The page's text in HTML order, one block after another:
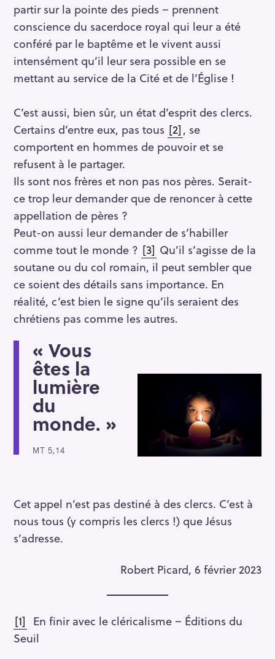
partir sur la pointe des pieds – prennent
conscience du sacerdoce royal qui leur a été
conféré par le baptême et le vivent aussi
intensément qu’il leur sera possible en se
mettant au service de la Cité et de l’Église !
C’est aussi, bien sûr, un état d’esprit des clercs.
Certains d’entre eux, pas tous [2], se
comportent en hommes de pouvoir et se
refusent à le partager.
Ils sont nos frères et non pas nos pères. Serait-
ce trop leur demander que de renoncer à cette
appellation de pères ?
Peut-on aussi leur demander de s’habiller
comme tout le monde ? [3] Qu’il s’agisse de la
soutane ou du col romain, il peut sembler que
ce soient des détails sans importance. En
réalité, c’est bien le signe qu’ils seraient des
chrétiens pas comme les autres.
« Vous
êtes la
lumière
du
monde. »
MT 5,14
Cet appel n’est pas destiné à des clercs. C’est à
nous tous (y compris les clercs !) que Jésus
s’adresse.
Robert Picard, 6 février 2023
[1] En finir avec le cléricalisme – Éditions du
Seuil